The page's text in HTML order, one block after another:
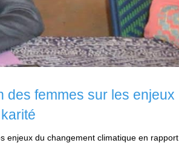
des femmes sur les enjeux
enjeux du changement climatique en rapport